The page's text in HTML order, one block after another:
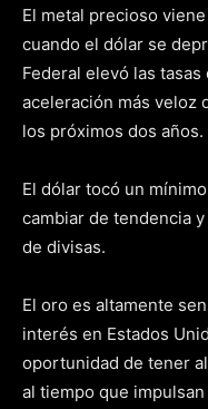
El metal precioso
cuando el dólar se
Federal elevó las
aceleración más veloz
los próximos dos años.
El dólar tocó un
cambiar de tendencia
de divisas.
El oro es altamente
interés en Estados
oportunidad de tener
al tiempo que